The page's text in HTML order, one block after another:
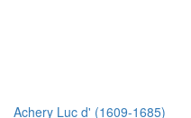
Achery Luc d' (1609-1685)